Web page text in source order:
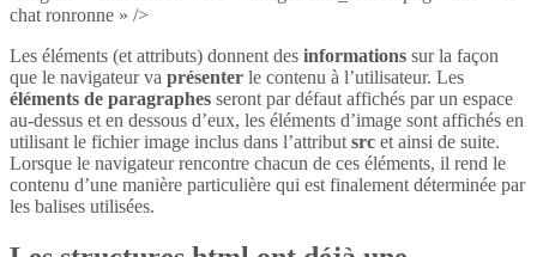
chat ronronne » />
Les éléments (et attributs) donnent des informations sur la façon
que le navigateur va présenter le contenu à l’utilisateur. Les
éléments de paragraphes seront par défaut affichés par un espace
au-dessus et en dessous d’eux, les éléments d’image sont affichés en
utilisant le fichier image inclus dans l’attribut src et ainsi de suite.
Lorsque le navigateur rencontre chacun de ces éléments, il rend le
contenu d’une manière particulière qui est finalement déterminée par
les balises utilisées.